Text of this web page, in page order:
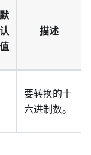
默
认
值
描述
要转换的十
六进制数。